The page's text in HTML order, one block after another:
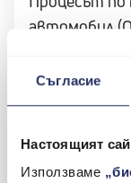
Съгласие
Настоящият
Използваме
автомобил
След